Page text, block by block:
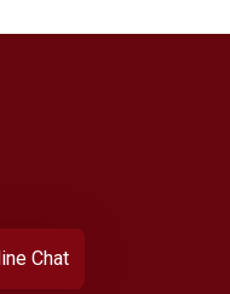
Chat